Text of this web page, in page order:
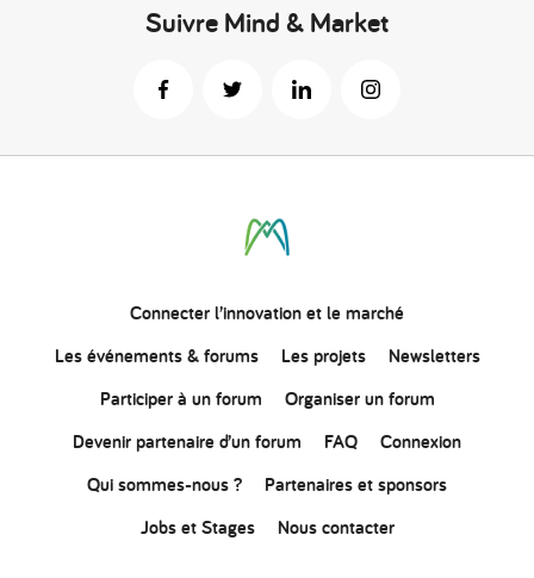
Suivre Mind & Market
Connecterl’innovationet le marché
Les événements & forums
Les projets
Newsletters
Participer à un forum
Organiser un forum
Devenir partenaire d’un forum
FAQ
Connexion
Qui sommes-nous ?
Partenaires et sponsors
Jobs et Stages
Nous contacter